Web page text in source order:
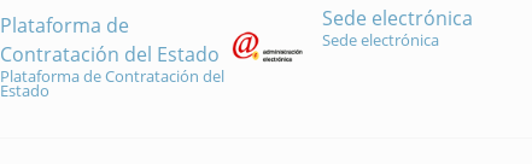
Plataforma de
Contratación del Estado
Plataforma de Contratación del
Estado
Sede electrónica
Sede electrónica